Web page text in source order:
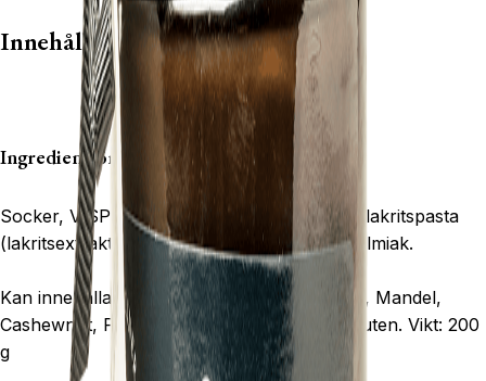
Innehåll
Ingrediensförteckning:
Socker, VISPGRÄDDE , glukossirap, SMÖR
, lakritspasta
(lakritsextrakt, glykossirap, invertsocker), salmiak.
Kan innehålla spår av: Sojalecitin, Hasselnöt, Mandel,
Cashewnöt, Pistagenöt, Pekannöt, Ägg & Gluten. Vikt: 200
g